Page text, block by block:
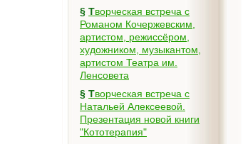
§ Творческая встреча с
Романом Кочержевским,
артистом, режиссёром,
художником, музыкантом,
артистом Театра им.
Ленсовета
§ Творческая встреча с
Натальей Алексеевой.
Презентация новой книги
"Кототерапия"